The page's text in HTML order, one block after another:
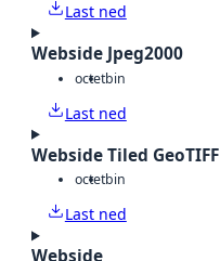
Last ned
Webside Jpeg2000
octetbin
Last ned
Webside Tiled GeoTIFF
octetbin
Last ned